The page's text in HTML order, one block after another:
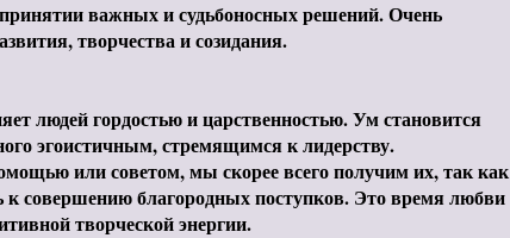
важных и судьбоносных решений. Очень
творчества и созидания.
людей гордостью и царственностью. Ум становится
эгоистичным, стремящимся к лидерству.
или советом, мы скорее всего получим их, так как
к совершению благородных поступков. Это время любви
творческой энергии.